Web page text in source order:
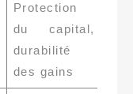
Protection
du capital,
durabilité
des gains